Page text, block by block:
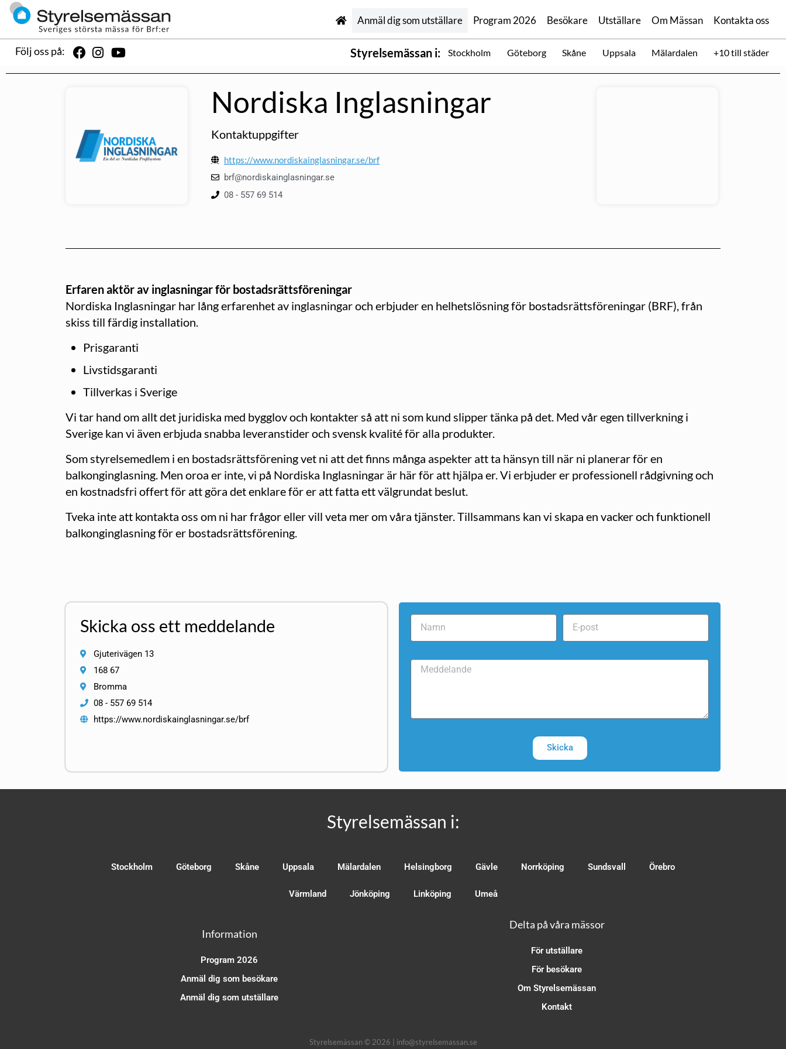
Anmäl dig som utställare Program 2026 Besökare Utställare Om Mässan Kontakta oss
Följ oss på: Styrelsemässan i: Stockholm Göteborg Skåne Uppsala Mälardalen +10 till städer
Nordiska Inglasningar
Kontaktuppgifter
https://www.nordiskainglasningar.se/brf
brf@nordiskainglasningar.se
08 - 557 69 514
Erfaren aktör av inglasningar för bostadsrättsföreningar
Nordiska Inglasningar har lång erfarenhet av inglasningar och erbjuder en helhetslösning för bostadsrättsföreningar (BRF), från
skiss till färdig installation.
Prisgaranti
Livstidsgaranti
Tillverkas i Sverige
Vi tar hand om allt det juridiska med bygglov och kontakter så att ni som kund slipper tänka på det. Med vår egen tillverkning i
Sverige kan vi även erbjuda snabba leveranstider och svensk kvalité för alla produkter.
Som styrelsemedlem i en bostadsrättsförening vet ni att det finns många aspekter att ta hänsyn till när ni planerar för en
balkonginglasning. Men oroa er inte, vi på Nordiska Inglasningar är här för att hjälpa er. Vi erbjuder er professionell rådgivning och
en kostnadsfri offert för att göra det enklare för er att fatta ett välgrundat beslut.
Tveka inte att kontakta oss om ni har frågor eller vill veta mer om våra tjänster. Tillsammans kan vi skapa en vacker och funktionell
balkonginglasning för er bostadsrättsförening.
Skicka oss ett meddelande
Gjuterivägen 13
168 67
Bromma
08 - 557 69 514
https://www.nordiskainglasningar.se/brf
Skicka
Styrelsemässan i:
Stockholm Göteborg Skåne Uppsala Mälardalen Helsingborg Gävle Norrköping Sundsvall Örebro
Värmland Jönköping Linköping Umeå
Information
Program 2026
Anmäl dig som besökare
Anmäl dig som utställare
Delta på våra mässor
För utställare
För besökare
Om Styrelsemässan
Kontakt
Styrelsemässan © 2026 | info@styrelsemassan.se